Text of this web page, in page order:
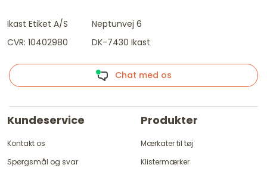
Ikast Etiket A/S
CVR: 10402980
Neptunvej 6
DK-7430 Ikast
Chat med os
Kundeservice
Kontakt os
Spørgsmål og svar
Produkter
Mærkater til tøj
Klistermærker